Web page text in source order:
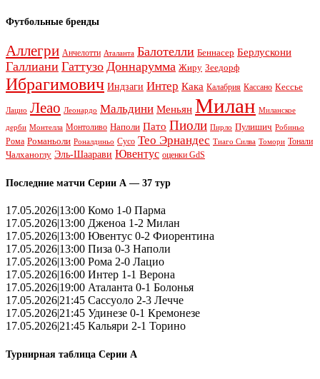
Футбольные бренды
Аллегри Анчелотти Аталанта Балотелли Беннасер Берлускони
Галлиани Гаттузо Доннарумма Жиру Зеедорф
Ибрагимович Индзаги Интер Кака Калабрия Кассано Кессье
Лацио Леао Леонардо Мальдини Меньян Милан Миланское
дерби Монтелла Монтоливо Наполи Пато Пиоли Пирло Пулишич Робиньо
Рома Романьоли Роналдиньо Сусо Тео Эрнандес Тиаго Силва Томори Тонали
Чалханоглу Эль-Шаарави Ювентус оценки GdS
Последние матчи Серии А — 37 тур
17.05.2026|13:00 Комо 1-0 Парма
17.05.2026|13:00 Дженоа 1-2 Милан
17.05.2026|13:00 Ювентус 0-2 Фиорентина
17.05.2026|13:00 Пиза 0-3 Наполи
17.05.2026|13:00 Рома 2-0 Лацио
17.05.2026|16:00 Интер 1-1 Верона
17.05.2026|19:00 Аталанта 0-1 Болонья
17.05.2026|21:45 Сассуоло 2-3 Лечче
17.05.2026|21:45 Удинезе 0-1 Кремонезе
17.05.2026|21:45 Кальяри 2-1 Торино
Турнирная таблица Серии А